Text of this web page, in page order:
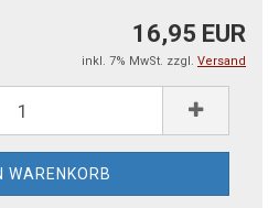
16,95 EUR
inkl. 7% MwSt. zzgl. Versand